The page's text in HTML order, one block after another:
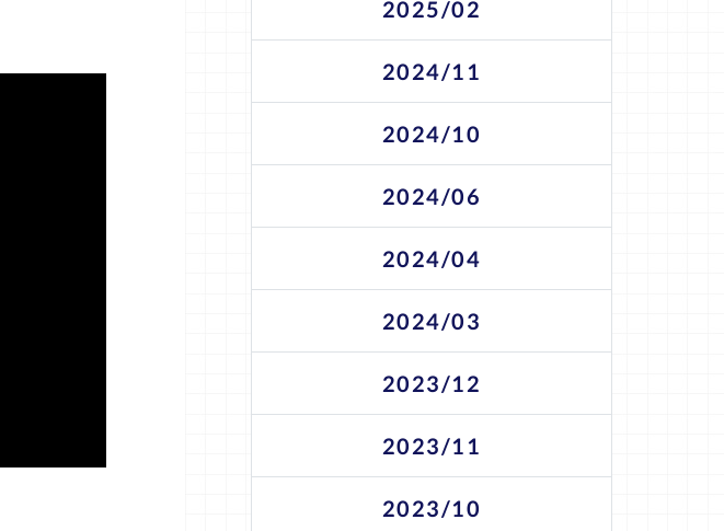
2025/02
2024/11
2024/10
2024/06
2024/04
2024/03
2023/12
2023/11
2023/10